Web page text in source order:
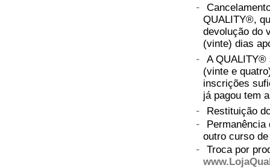
-
QUALITY®,
devolução do
(vinte) dias
-
A QUALITY®
(vinte e
inscrições
já pagou tem
- Restituição
-
outro curso
-
Troca por